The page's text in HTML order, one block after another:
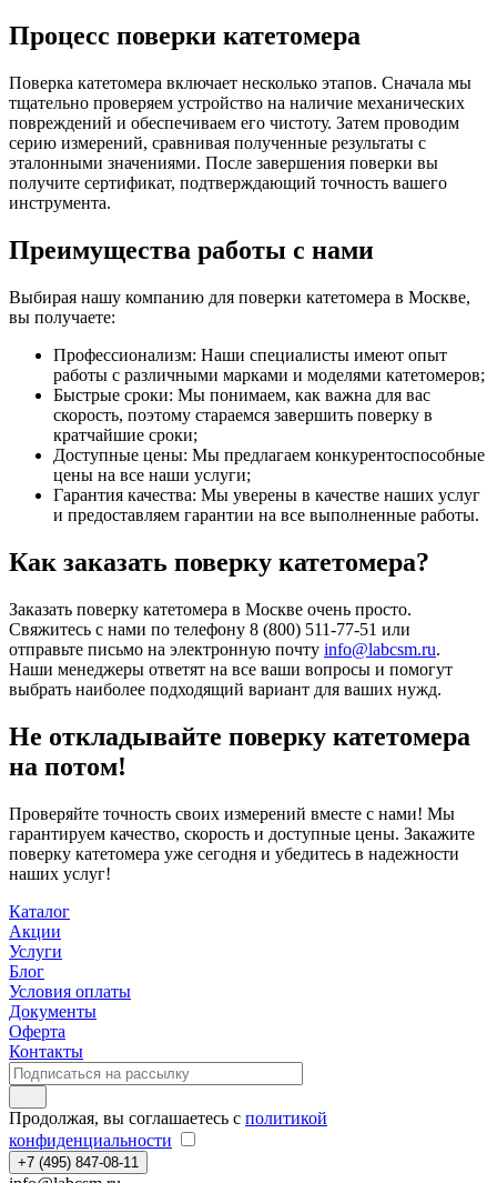
Процесс поверки катетомера
Поверка катетомера включает несколько этапов. Сначала мы
тщательно проверяем устройство на наличие механических
повреждений и обеспечиваем его чистоту. Затем проводим
серию измерений, сравнивая полученные результаты с
эталонными значениями. После завершения поверки вы
получите сертификат, подтверждающий точность вашего
инструмента.
Преимущества работы с нами
Выбирая нашу компанию для поверки катетомера в Москве,
вы получаете:
Профессионализм: Наши специалисты имеют опыт
работы с различными марками и моделями катетомеров;
Быстрые сроки: Мы понимаем, как важна для вас
скорость, поэтому стараемся завершить поверку в
кратчайшие сроки;
Доступные цены: Мы предлагаем конкурентоспособные
цены на все наши услуги;
Гарантия качества: Мы уверены в качестве наших услуг
и предоставляем гарантии на все выполненные работы.
Как заказать поверку катетомера?
Заказать поверку катетомера в Москве очень просто.
Свяжитесь с нами по телефону 8 (800) 511-77-51 или
отправьте письмо на электронную почту info@labcsm.ru.
Наши менеджеры ответят на все ваши вопросы и помогут
выбрать наиболее подходящий вариант для ваших нужд.
Не откладывайте поверку катетомера
на потом!
Проверяйте точность своих измерений вместе с нами! Мы
гарантируем качество, скорость и доступные цены. Закажите
поверку катетомера уже сегодня и убедитесь в надежности
наших услуг!
Каталог
Акции
Услуги
Блог
Условия оплаты
Документы
Оферта
Контакты
Продолжая, вы соглашаетесь с политикой
конфиденциальности
+7 (495) 847-08-11